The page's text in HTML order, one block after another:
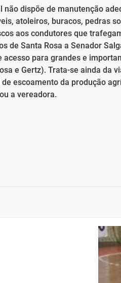
não dispõe de manutenção
atoleiros, buracos, pedras
aos condutores que
de Santa Rosa a Senador
para grandes e
e Gertz). Trata-se ainda da
escoamento da produção
a vereadora.